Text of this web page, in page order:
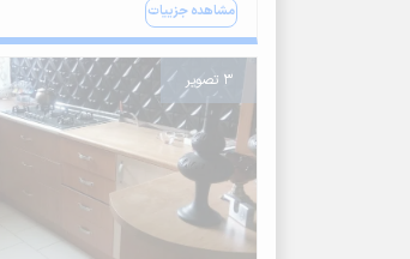
مشاهده جزییات
3 تصویر